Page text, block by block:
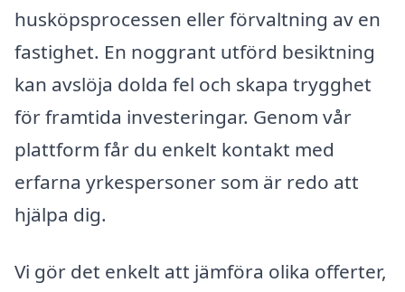
husköpsprocessen eller förvaltning av en
fastighet. En noggrant utförd besiktning
kan avslöja dolda fel och skapa trygghet
för framtida investeringar. Genom vår
plattform får du enkelt kontakt med
erfarna yrkespersoner som är redo att
hjälpa dig.
Vi gör det enkelt att jämföra olika offerter,